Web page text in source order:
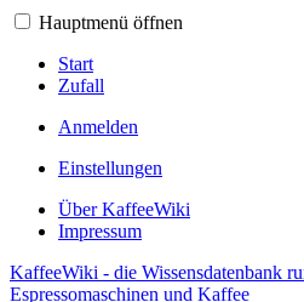
Hauptmenü öffnen
Start
Zufall
Anmelden
Einstellungen
Über KaffeeWiki
Impressum
KaffeeWiki - die Wissensdatenbank
Espressomaschinen und Kaffee